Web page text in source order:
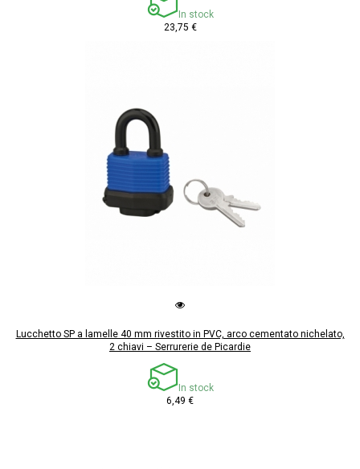
In stock
23,75 €
Lucchetto SP a lamelle 40 mm rivestito in PVC, arco cementato nichelato,
2 chiavi – Serrurerie de Picardie
In stock
6,49 €